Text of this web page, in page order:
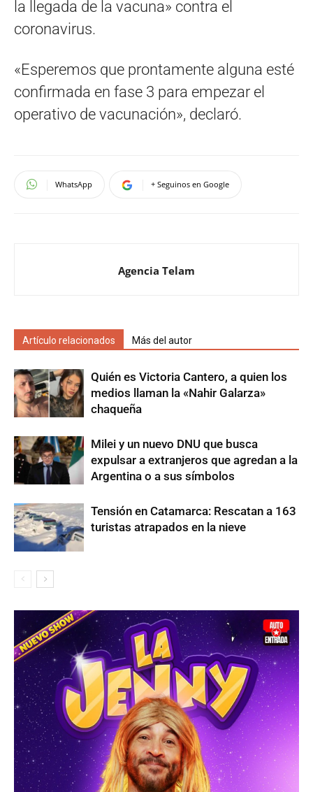
la llegada de la vacuna» contra el
coronavirus.
«Esperemos que prontamente alguna esté
confirmada en fase 3 para empezar el
operativo de vacunación», declaró.
WhatsApp + Seguinos en Google
Agencia Telam
Artículo relacionados Más del autor
Quién es Victoria Cantero, a quien los
medios llaman la «Nahir Galarza»
chaqueña
Milei y un nuevo DNU que busca
expulsar a extranjeros que agredan a la
Argentina o a sus símbolos
Tensión en Catamarca: Rescatan a 163
turistas atrapados en la nieve